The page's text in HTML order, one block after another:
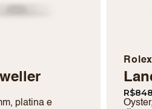
platina e
R$